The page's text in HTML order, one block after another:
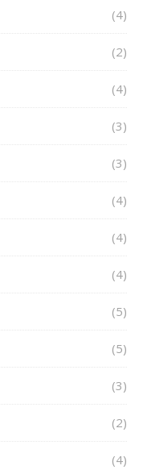
(4)
(2)
(4)
(3)
(3)
(4)
(4)
(4)
(5)
(5)
(3)
(2)
(4)